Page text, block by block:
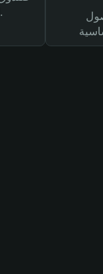
لحماية أصولك ومعاملاتك.